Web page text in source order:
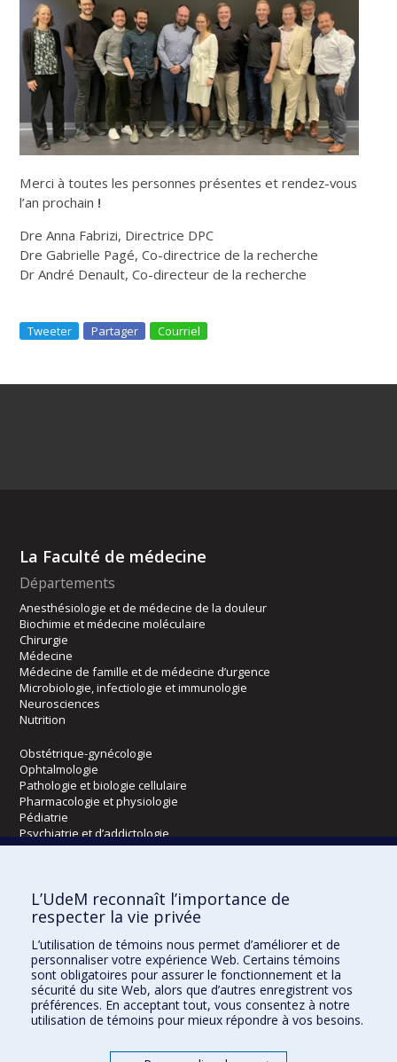
Merci à toutes les personnes présentes et rendez-vous
l’an prochain !
Dre Anna Fabrizi, Directrice DPC
Dre Gabrielle Pagé, Co-directrice de la recherche
Dr André Denault, Co-directeur de la recherche
Tweeter Partager Courriel
La Faculté de médecine
Départements
Anesthésiologie et de médecine de la douleur
Biochimie et médecine moléculaire
Chirurgie
Médecine
Médecine de famille et de médecine d’urgence
Microbiologie, infectiologie et immunologie
Neurosciences
Nutrition
Obstétrique-gynécologie
Ophtalmologie
Pathologie et biologie cellulaire
Pharmacologie et physiologie
Pédiatrie
Psychiatrie et d’addictologie
Radiologie, radio-oncologie et médecine nucléaire
Écoles
Orthophonie et audiologie
Réadaptation
Directions
L’UdeM reconnaît l’importance de
respecter la vie privée
L’utilisation de témoins nous permet d’améliorer et de
personnaliser votre expérience Web. Certains témoins
sont obligatoires pour assurer le fonctionnement et la
sécurité du site Web, alors que d’autres enregistrent vos
préférences. En acceptant tout, vous consentez à notre
utilisation de témoins pour mieux répondre à vos besoins.